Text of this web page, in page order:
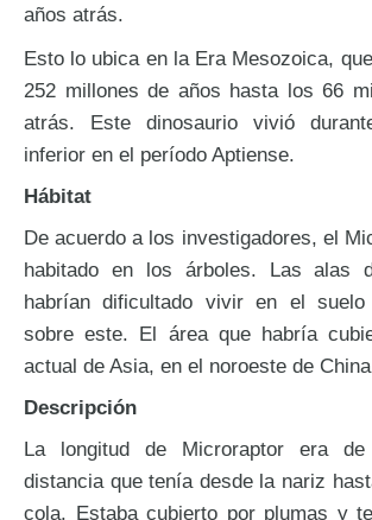
años atrás.
Esto lo ubica en la Era Mesozoica,
252 millones de años hasta los 66
atrás. Este dinosaurio vivió
inferior en el período Aptiense.
Hábitat
De acuerdo a los investigadores, el
habitado en los árboles. Las alas
habrían dificultado vivir en el
sobre este. El área que habría
actual de Asia, en el noroeste de
Descripción
La longitud de Microraptor era
distancia que tenía desde la nariz
cola. Estaba cubierto por plumas y